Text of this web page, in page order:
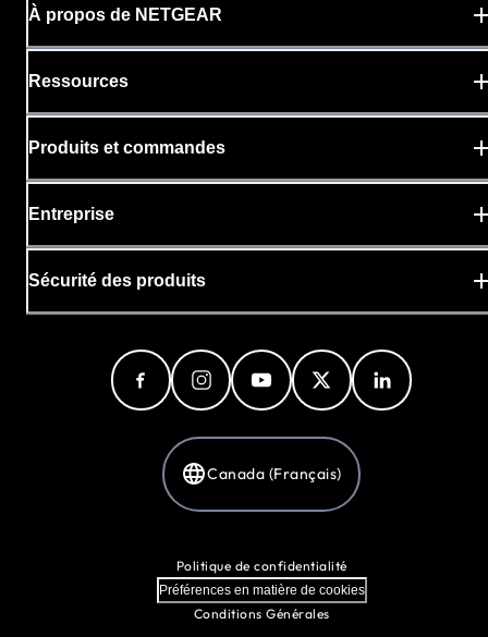
À propos de NETGEAR
Ressources
Produits et commandes
Entreprise
Sécurité des produits
Canada (Français)
Politique de confidentialité
Préférences en matière de cookies
Conditions Générales